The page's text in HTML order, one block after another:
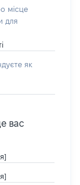
місце
для
як
вас